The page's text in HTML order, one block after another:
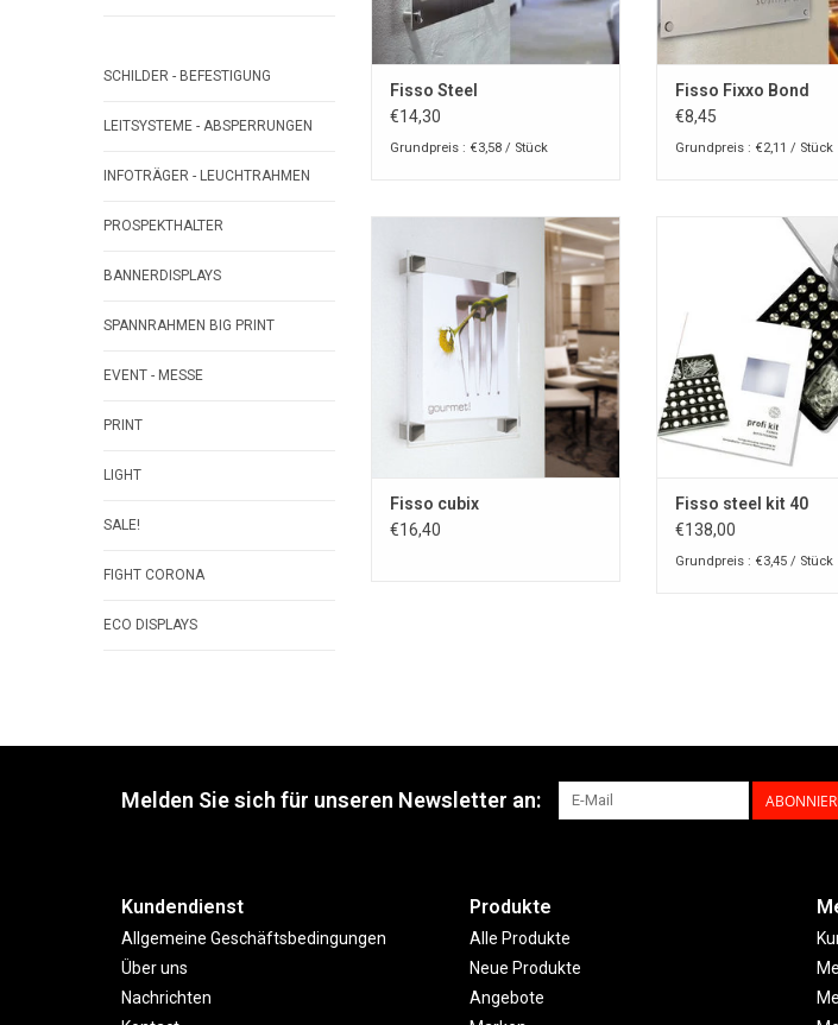
SCHILDER - BEFESTIGUNG
LEITSYSTEME - ABSPERRUNGEN
INFOTRÄGER - LEUCHTRAHMEN
PROSPEKTHALTER
BANNERDISPLAYS
SPANNRAHMEN BIG PRINT
EVENT - MESSE
PRINT
LIGHT
SALE!
FIGHT CORONA
ECO DISPLAYS
Fisso Steel
€14,30
Grundpreis : €3,58 / Stück
Fisso Fixxo Bond
€8,45
Grundpreis : €2,11 / Stück
ZUM WARENKORB HINZUFÜGEN
Fisso cubix
€16,40
Fisso steel kit 40
ZUM WARENKORB
Fisso steel kit 40
€138,00
Grundpreis : €3,45 / Stück
Melden Sie sich für unseren Newsletter an:
Kundendienst
Allgemeine Geschäftsbedingungen
Über uns
Nachrichten
Produkte
Alle Produkte
Neue Produkte
Angebote